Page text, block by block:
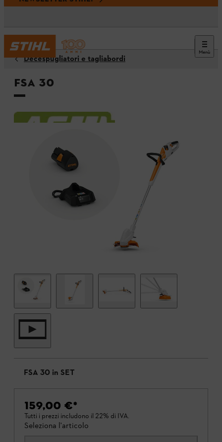
Menù
Decespugliatori e tagliabordi
FSA 30
FSA 30 in SET
159,00 €*
Tutti i prezzi includono il 22% di IVA.
Seleziona l'articolo